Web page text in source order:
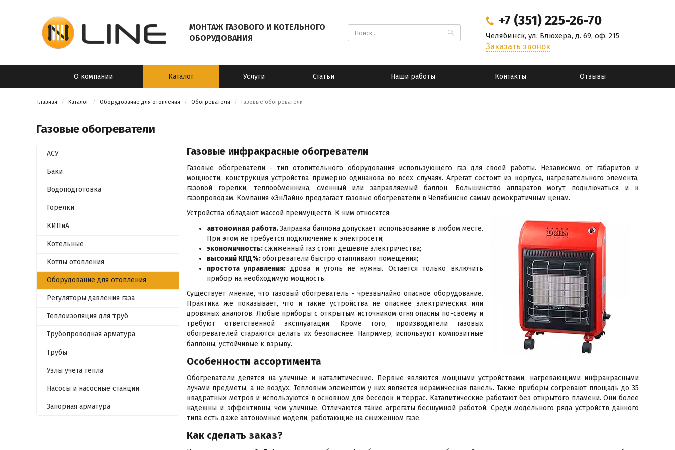
МОНТАЖ ГАЗОВОГО И КОТЕЛЬНОГО
ОБОРУДОВАНИЯ
+7 (351) 225-26-70
Челябинск, ул. Блюхера, д. 69, оф. 215
Заказать звонок
О компании Каталог Услуги Статьи Наши работы Контакты Отзывы
Главная Каталог Оборудование для отопления Обогреватели Газовые обогреватели
Газовые обогреватели
АСУ
Баки
Водоподготовка
Горелки
КИПиА
Котельные
Котлы отопления
Оборудование для отопления
Регуляторы давления газа
Теплоизоляция для труб
Трубопроводная арматура
Трубы
Узлы учета тепла
Насосы и насосные станции
Запорная арматура
Газовые инфракрасные обогреватели
Газовые обогреватели - тип отопительного оборудования использующего газ для своей работы. Независимо от габаритов и
мощности, конструкция устройства примерно одинакова во всех случаях. Агрегат состоит из корпуса, нагревательного элемента,
газовой горелки, теплообменника, сменный или заправляемый баллон. Большинство аппаратов могут подключаться и к
газопроводам. Компания «ЭнЛайн» предлагает газовые обогреватели в Челябинске самым демократичным ценам.
Устройства обладают массой преимуществ. К ним относятся:
автономная работа.Заправка баллона допускает использование в любом месте.
При этом не требуется подключение к электросети;
экономичность:сжиженный газ стоит дешевле электричества;
высокий КПД%:обогреватели быстро отапливают помещения;
простота управления: дрова и уголь не нужны. Остается только включить
прибор на необходимую мощность.
Существует мнение, что газовый обогреватель - чрезвычайно опасное оборудование.
Практика же показывает, что и такие устройства не опаснее электрических или
дровяных аналогов. Любые приборы с открытым источником огня опасны по-своему и
требуют ответственной эксплуатации. Кроме того, производители газовых
обогревателей стараются делать их безопаснее. Например, используют композитные
баллоны, устойчивые к взрыву.
Особенности ассортимента
Обогреватели делятся на уличные и каталитические. Первые являются мощными устройствами, нагревающими инфракрасными
лучами предметы, а не воздух. Тепловым элементом у них является керамическая панель. Такие приборы согревают площадь до 35
квадратных метров и используются в основном для беседок и террас. Каталитические работают без открытого пламени. Они более
надежны и эффективны, чем уличные. Отличаются такие агрегаты бесшумной работой. Среди модельного ряда устройств данного
типа есть даже автономные модели, работающие на сжиженном газе.
Как сделать заказ?